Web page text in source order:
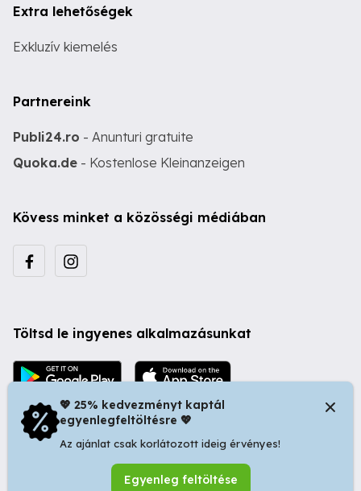
Extra lehetőségek
Exkluzív kiemelés
Partnereink
Publi24.ro - Anunturi gratuite
Quoka.de - Kostenlose Kleinanzeigen
Kövess minket a közösségi médiában
Töltsd le ingyenes alkalmazásunkat
© 2026 Startapró S.R.L. | Bulevardul Dacia nr 34, Oradea
💖 25% kedvezményt kaptál
egyenlegfeltöltésre 💖
Az ajánlat csak korlátozott ideig érvényes!
Egyenleg feltöltése